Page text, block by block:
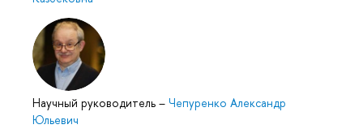
Научный руководитель – Чепуренко Александр
Юльевич